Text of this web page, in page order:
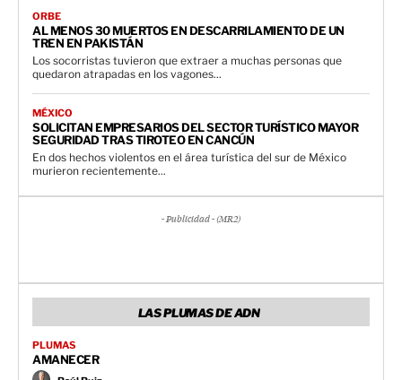
ORBE
AL MENOS 30 MUERTOS EN DESCARRILAMIENTO DE UN
TREN EN PAKISTÁN
Los socorristas tuvieron que extraer a muchas personas que
quedaron atrapadas en los vagones...
MÉXICO
SOLICITAN EMPRESARIOS DEL SECTOR TURÍSTICO MAYOR
SEGURIDAD TRAS TIROTEO EN CANCÚN
En dos hechos violentos en el área turística del sur de México
murieron recientemente...
- Publicidad - (MR2)
LAS PLUMAS DE ADN
PLUMAS
AMANECER